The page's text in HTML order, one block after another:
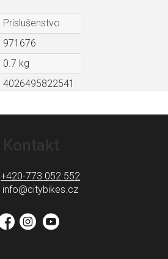
Príslušenstvo
971676
0.7 kg
4026495822541
info@citybikes.cz
+420-773 052 552